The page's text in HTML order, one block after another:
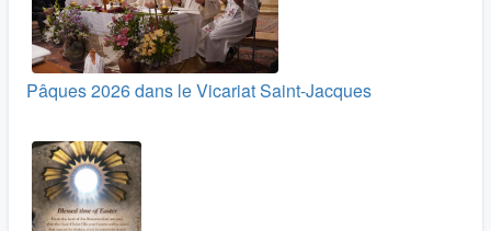
Pâques 2026 dans le Vicariat Saint-Jacques